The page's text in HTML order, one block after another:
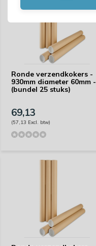
Ronde verzendkokers -
930mm diameter 60mm -
(bundel 25 stuks)
69,13
(57,13 Excl. btw)